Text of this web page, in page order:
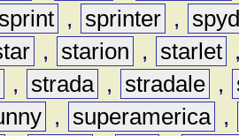
sprint , sprinter ,
, starion , starlet
, strada , stradale ,
, superamerica ,